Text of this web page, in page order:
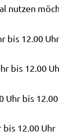
nutzen
bis 12.00
bis 12.00
Uhr bis
bis 12.00 Uhr